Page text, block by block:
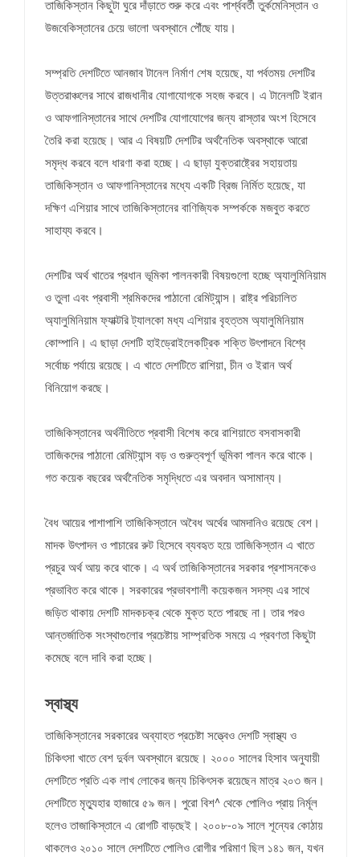
তাজিকিস্তান কিছুটা ঘুরে দাঁড়াতে শুরু করে এবং পার্শ্ববর্তী তুর্কমেনিস্তান ও
উজবেকিস্তানের চেয়ে ভালো অবস্থানে পৌঁছে যায়।
সম্প্রতি দেশটিতে আনজাব টানেল নির্মাণ শেষ হয়েছে, যা পর্বতময় দেশটির
উত্তরাঞ্চলের সাথে রাজধানীর যোগাযোগকে সহজ করবে। এ টানেলটি ইরান
ও আফগানিস্তানের সাথে দেশটির যোগাযোগের জন্য রাস্তার অংশ হিসেবে
তৈরি করা হয়েছে। আর এ বিষয়টি দেশটির অর্থনৈতিক অবস্থাকে আরো
সমৃদ্ধ করবে বলে ধারণা করা হচ্ছে। এ ছাড়া যুক্তরাষ্ট্রের সহায়তায়
তাজিকিস্তান ও আফগানিস্তানের মধ্যে একটি ব্রিজ নির্মিত হয়েছে, যা
দক্ষিণ এশিয়ার সাথে তাজিকিস্তানের বাণিজ্যিক সম্পর্ককে মজবুত করতে
সাহায্য করবে।
দেশটির অর্থ খাতের প্রধান ভূমিকা পালনকারী বিষয়গুলো হচ্ছে অ্যালুমিনিয়াম
ও তুলা এবং প্রবাসী শ্রমিকদের পাঠানো রেমিট্যান্স। রাষ্ট্র পরিচালিত
অ্যালুমিনিয়াম ফ্যাক্টরি ট্যালকো মধ্য এশিয়ার বৃহত্তম অ্যালুমিনিয়াম
কোম্পানি। এ ছাড়া দেশটি হাইড্রোইলেকট্রিক শক্তি উৎপাদনে বিশ্বে
সর্বোচ্চ পর্যায়ে রয়েছে। এ খাতে দেশটিতে রাশিয়া, চীন ও ইরান অর্থ
বিনিয়োগ করছে।
তাজিকিস্তানের অর্থনীতিতে প্রবাসী বিশেষ করে রাশিয়াতে বসবাসকারী
তাজিকদের পাঠানো রেমিট্যান্স বড় ও গুরুত্বপূর্ণ ভূমিকা পালন করে থাকে।
গত কয়েক বছরের অর্থনৈতিক সমৃদ্ধিতে এর অবদান অসামান্য।
বৈধ আয়ের পাশাপাশি তাজিকিস্তানে অবৈধ অর্থের আমদানিও রয়েছে বেশ।
মাদক উৎপাদন ও পাচারের রুট হিসেবে ব্যবহৃত হয়ে তাজিকিস্তান এ খাতে
প্রচুর অর্থ আয় করে থাকে। এ অর্থ তাজিকিস্তানের সরকার প্রশাসনকেও
প্রভাবিত করে থাকে। সরকারের প্রভাবশালী কয়েকজন সদস্য এর সাথে
জড়িত থাকায় দেশটি মাদকচক্র থেকে মুক্ত হতে পারছে না। তার পরও
আন্তর্জাতিক সংস্থাগুলোর প্রচেষ্টায় সাম্প্রতিক সময়ে এ প্রবণতা কিছুটা
কমেছে বলে দাবি করা হচ্ছে।
স্বাস্থ্য
তাজিকিস্তানের সরকারের অব্যাহত প্রচেষ্টা সত্ত্বেও দেশটি স্বাস্থ্য ও
চিকিৎসা খাতে বেশ দুর্বল অবস্থানে রয়েছে। ২০০০ সালের হিসাব অনুযায়ী
দেশটিতে প্রতি এক লাখ লোকের জন্য চিকিৎসক রয়েছেন মাত্র ২০৩ জন।
দেশটিতে মৃত্যুহার হাজারে ৫৯ জন। পুরো বিশ^ থেকে পোলিও প্রায় নির্মূল
হলেও তাজাকিস্তানে এ রোগটি বাড়ছেই। ২০০৮-০৯ সালে শূন্যের কোঠায়
থাকলেও ২০১০ সালে দেশটিতে পোলিও রোগীর পরিমাণ ছিল ১৪১ জন, যখন